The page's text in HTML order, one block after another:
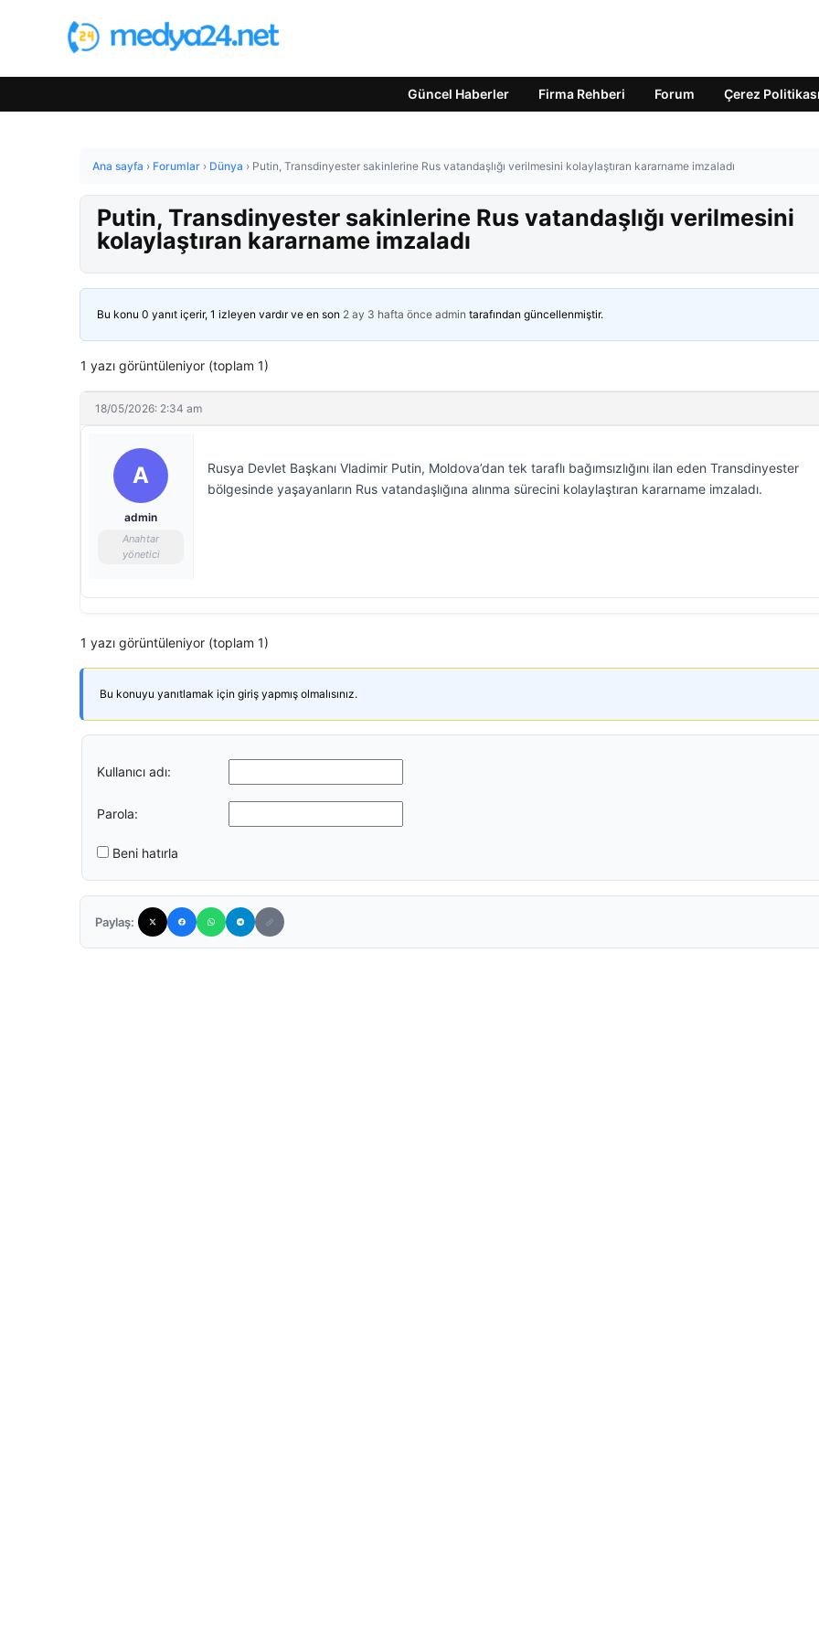
Güncel Haberler Firma Rehberi Forum Çerez Politikası
Ana sayfa › Forumlar › Dünya › Putin, Transdinyester sakinlerine Rus vatandaşlığı verilmesini kolaylaştıran kararname imzaladı
Putin, Transdinyester sakinlerine Rus vatandaşlığı verilmesini
kolaylaştıran kararname imzaladı
Bu konu 0 yanıt içerir, 1 izleyen vardır ve en son 2 ay 3 hafta önce admin tarafından güncellenmiştir.
1 yazı görüntüleniyor (toplam 1)
18/05/2026: 2:34 am
A
admin
Anahtar
yönetici
Rusya Devlet Başkanı Vladimir Putin, Moldova’dan tek taraflı bağımsızlığını ilan eden Transdinyester
bölgesinde yaşayanların Rus vatandaşlığına alınma sürecini kolaylaştıran kararname imzaladı.
1 yazı görüntüleniyor (toplam 1)
Bu konuyu yanıtlamak için giriş yapmış olmalısınız.
Kullanıcı adı:
Parola:
Beni hatırla
Paylaş: